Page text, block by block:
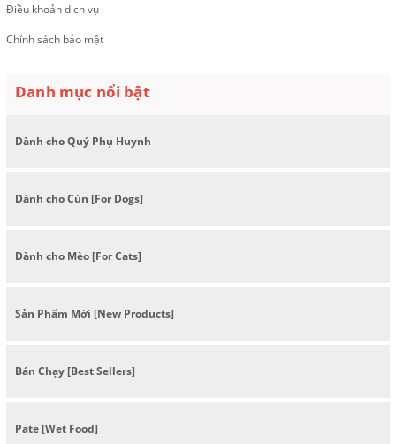
Điều khoản dịch vụ
Chính sách bảo mật
Danh mục nổi bật
Dành cho Quý Phụ Huynh
Dành cho Cún [For Dogs]
Dành cho Mèo [For Cats]
Sản Phẩm Mới [New Products]
Bán Chạy [Best Sellers]
Pate [Wet Food]